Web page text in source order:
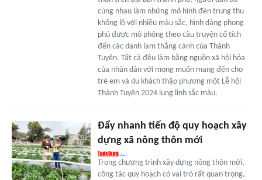
cùng nhau làm những mô hình đèn trung thu
khổng lồ với nhiều màu sắc, hình dáng phong
phú được mô phỏng theo câu truyện cổ tích
đến các danh lam thắng cảnh của Thành
Tuyên. Tất cả đều làm bằng nguồn xã hội hóa
của nhân dân với mong muốn mang đến cho
trẻ em và du khách thập phương một Lễ hội
Thành Tuyên 2024 lung linh sắc màu.
Đẩy nhanh tiến độ quy hoạch xây
dựng xã nông thôn mới
Trong chương trình xây dựng nông thôn mới,
công tác quy hoạch có vai trò rất quan trọng,